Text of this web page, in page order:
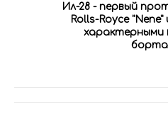
Ил-28 - первый
Rolls-Royce
характерными